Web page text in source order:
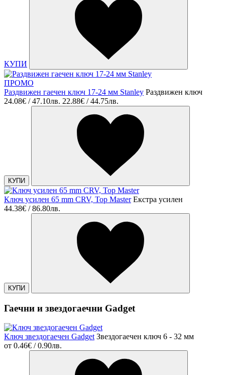
КУПИ
ПРОМО
Раздвижен гаечен ключ 17-24 мм Stanley Раздвижен ключ
24.08€ / 47.10лв. 22.88€ / 44.75лв.
КУПИ
Ключ усилен 65 mm CRV, Top Master Екстра усилен
44.38€ / 86.80лв.
КУПИ
Гаечни и звездогаечни Gadget
Ключ звездогаечен Gadget Звездогаечен ключ 6 - 32 мм
от 0.46€ / 0.90лв.